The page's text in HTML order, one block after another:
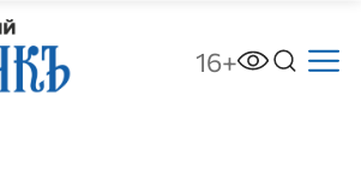
16+